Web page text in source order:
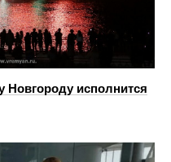
исполнится